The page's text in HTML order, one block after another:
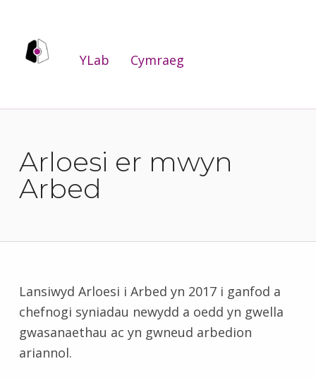
YLab Cymraeg
Arloesi er mwyn
Arbed
Lansiwyd Arloesi i Arbed yn 2017 i ganfod a
chefnogi syniadau newydd a oedd yn gwella
gwasanaethau ac yn gwneud arbedion
ariannol.